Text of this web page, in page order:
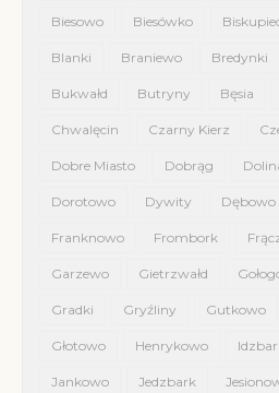
Biesowo Biesówko
Blanki Braniewo Bredynki
Bukwałd Butryny Bęsia
Chwalęcin Czarny Kierz
Dobre Miasto Dobrąg
Dorotowo Dywity Dębowo
Franknowo Frombork
Garzewo Gietrzwałd
Gradki Gryźliny Gutkowo
Głotowo Henrykowo
Jankowo Jedzbark